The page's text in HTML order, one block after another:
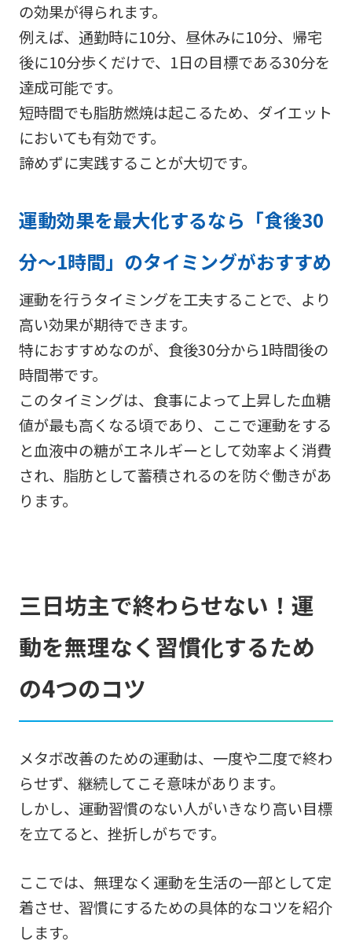
の効果が得られます。
例えば、通勤時に10分、昼休みに10分、帰宅
後に10分歩くだけで、1日の目標である30分を
達成可能です。
短時間でも脂肪燃焼は起こるため、ダイエット
においても有効です。
諦めずに実践することが大切です。
運動効果を最大化するなら「食後30
分～1時間」のタイミングがおすすめ
運動を行うタイミングを工夫することで、より
高い効果が期待できます。
特におすすめなのが、食後30分から1時間後の
時間帯です。
このタイミングは、食事によって上昇した血糖
値が最も高くなる頃であり、ここで運動をする
と血液中の糖がエネルギーとして効率よく消費
され、脂肪として蓄積されるのを防ぐ働きがあ
ります。
三日坊主で終わらせない！運
動を無理なく習慣化するため
の4つのコツ
メタボ改善のための運動は、一度や二度で終わ
らせず、継続してこそ意味があります。
しかし、運動習慣のない人がいきなり高い目標
を立てると、挫折しがちです。
ここでは、無理なく運動を生活の一部として定
着させ、習慣にするための具体的なコツを紹介
します。